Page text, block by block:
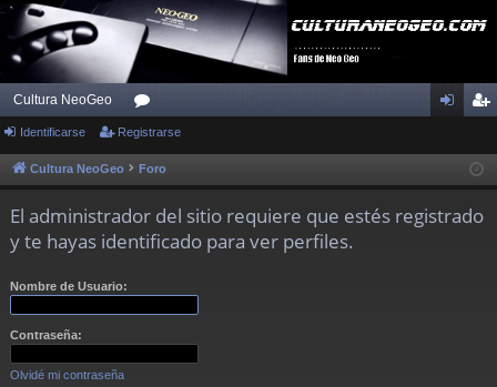
Cultura NeoGeo
or
os ist
Identificarse Registrarse
Cultura NeoGeo Foro
El administrador del sitio requiere que estés registrado
y te hayas identificado para ver perfiles.
Nombre de Usuario:
Contraseña:
Olvidé mi contraseña